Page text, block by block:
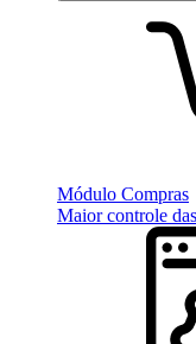
Módulo Compras
Maior controle